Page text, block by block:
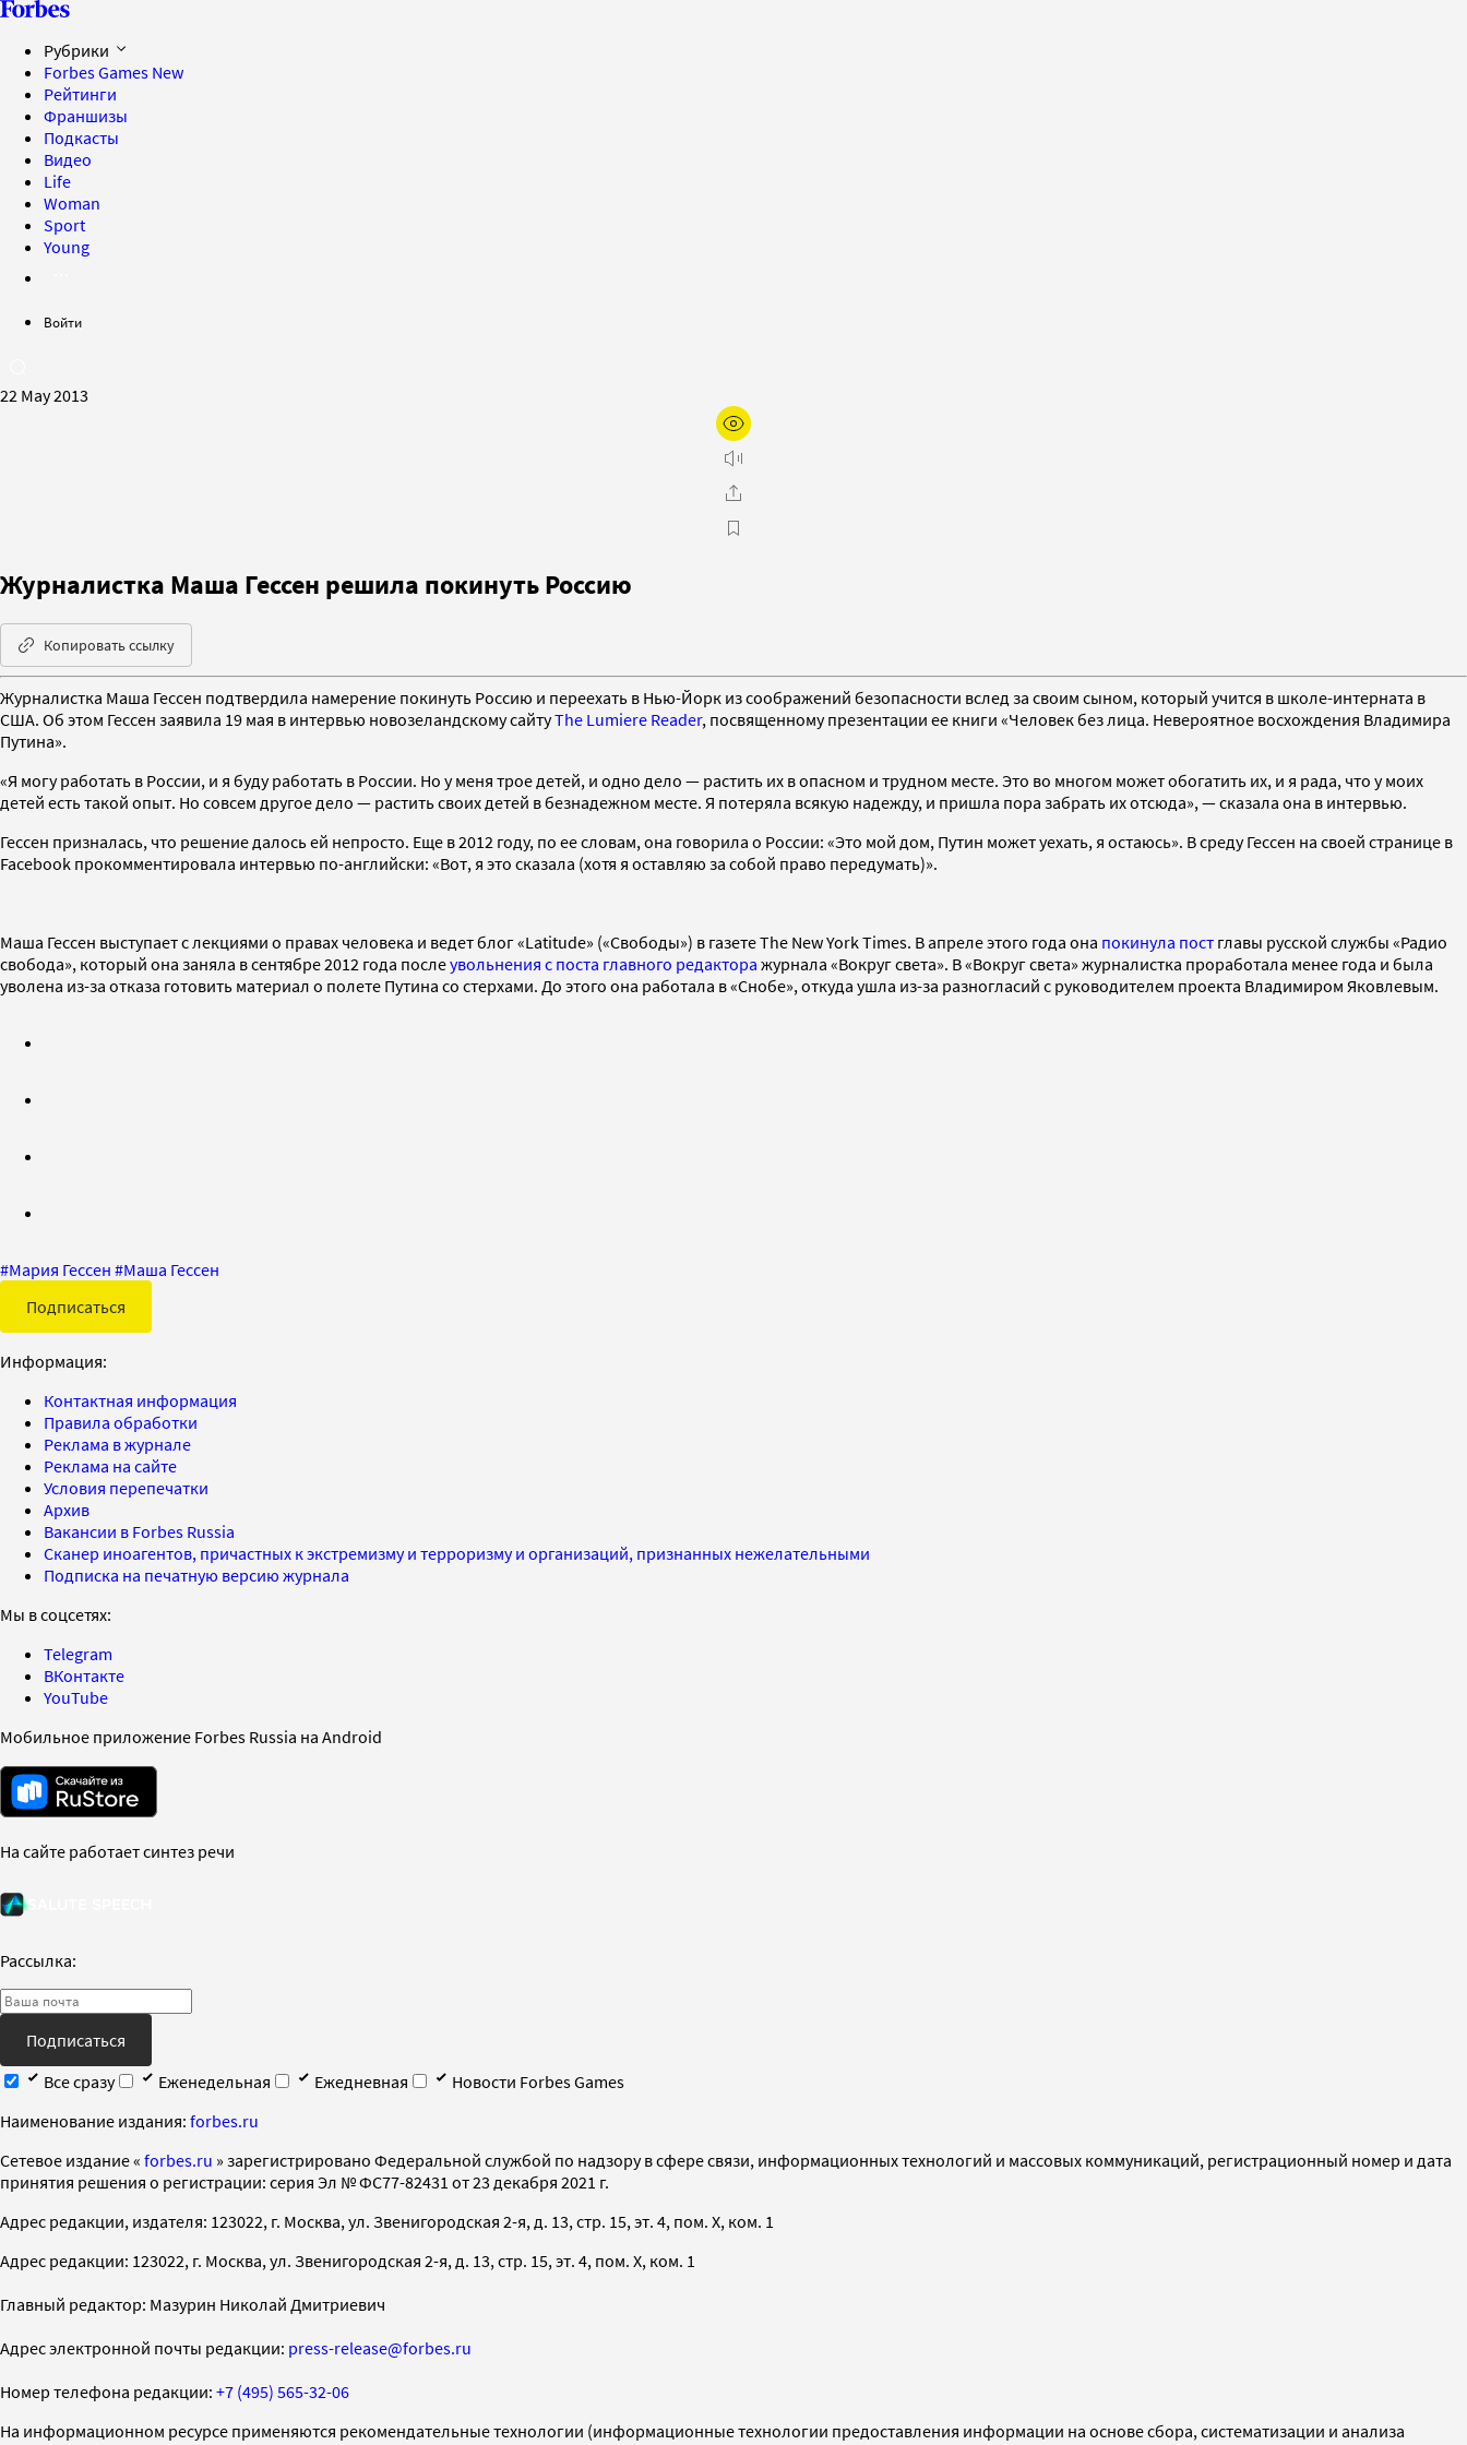
Рубрики
Forbes Games New
Рейтинги
Франшизы
Подкасты
Видео
Life
Woman
Sport
Young
Войти
22 May 2013
Журналистка Маша Гессен решила покинуть Россию
Копировать ссылку
Журналистка Маша Гессен подтвердила намерение покинуть Россию и переехать в Нью-Йорк из соображений безопасности вслед за своим сыном, который учится в школе-интерната в
США. Об этом Гессен заявила 19 мая в интервью новозеландскому сайтуThe Lumiere Reader, посвященному презентации ее книги «Человек без лица. Невероятное восхождения Владимира
Путина».
«Я могу работать в России, и я буду работать в России. Но у меня трое детей, и одно дело — растить их в опасном и трудном месте. Это во многом может обогатить их, и я рада, что у моих
детей есть такой опыт. Но совсем другое дело — растить своих детей в безнадежном месте. Я потеряла всякую надежду, и пришла пора забрать их отсюда», — сказала она в интервью.
Гессен призналась, что решение далось ей непросто. Еще в 2012 году, по ее словам, она говорила о России: «Это мой дом, Путин может уехать, я остаюсь». В среду Гессен на своей странице в
Facebook прокомментировала интервью по-английски: «Вот, я это сказала (хотя я оставляю за собой право передумать)».
Маша Гессен выступает с лекциями о правах человека и ведет блог «Latitude» («Свободы») в газете The New York Times. В апреле этого года она покинула пост главы русской службы «Радио
свобода», который она заняла в сентябре 2012 года послеувольнения с поста главного редактора журнала «Вокруг света». В «Вокруг света» журналистка проработала менее года и была
уволена из-за отказа готовить материал о полете Путина со стерхами. До этого она работала в «Снобе», откуда ушла из-за разногласий с руководителем проекта Владимиром Яковлевым.
#Мария Гессен #Маша Гессен
Подписаться
Информация:
Контактная информация
Правила обработки
Реклама в журнале
Реклама на сайте
Условия перепечатки
Архив
Вакансии в Forbes Russia
Сканер иноагентов, причастных к экстремизму и терроризму и организаций, признанных нежелательными
Подписка на печатную версию журнала
Мы в соцсетях:
Telegram
ВКонтакте
YouTube
Мобильное приложение Forbes Russia на Android
На сайте работает синтез речи
Рассылка:
Подписаться
Все сразу
Еженедельная Ежедневная
Новости Forbes Games
Наименование издания: forbes.ru
Cетевое издание « forbes.ru » зарегистрировано Федеральной службой по надзору в сфере связи, информационных технологий и массовых коммуникаций, регистрационный номер и дата
принятия решения о регистрации: серия Эл № ФС77-82431 от 23 декабря 2021 г.
Адрес редакции, издателя: 123022, г. Москва, ул. Звенигородская 2-я, д. 13, стр. 15, эт. 4, пом. X, ком. 1
Адрес редакции: 123022, г. Москва, ул. Звенигородская 2-я, д. 13, стр. 15, эт. 4, пом. X, ком. 1
Главный редактор: Мазурин Николай Дмитриевич
Адрес электронной почты редакции: press-release@forbes.ru
Номер телефона редакции: +7 (495) 565-32-06
На информационном ресурсе применяются рекомендательные технологии (информационные технологии предоставления информации на основе сбора, систематизации и анализа